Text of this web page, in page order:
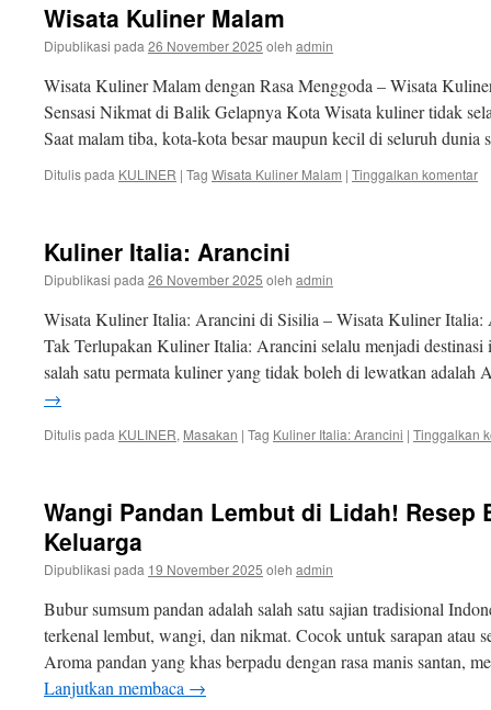
Wisata Kuliner Malam
Dipublikasi pada 26 November 2025 oleh admin
Wisata Kuliner Malam dengan Rasa Menggoda – Wisata
Sensasi Nikmat di Balik Gelapnya Kota Wisata kuliner tidak
Saat malam tiba, kota-kota besar maupun kecil di seluruh
Ditulis pada KULINER | Tag Wisata Kuliner Malam | Tinggalkan komentar
Kuliner Italia: Arancini
Dipublikasi pada 26 November 2025 oleh admin
Wisata Kuliner Italia: Arancini di Sisilia – Wisata Kuliner
Tak Terlupakan Kuliner Italia: Arancini selalu menjadi destinasi
salah satu permata kuliner yang tidak boleh di lewatkan
→
Ditulis pada KULINER, Masakan | Tag Kuliner Italia: Arancini | Tinggalkan
Wangi Pandan Lembut di Lidah! Resep
Keluarga
Dipublikasi pada 19 November 2025 oleh admin
Bubur sumsum pandan adalah salah satu sajian tradisional
terkenal lembut, wangi, dan nikmat. Cocok untuk sarapan atau
Aroma pandan yang khas berpadu dengan rasa manis santan,
Lanjutkan membaca →